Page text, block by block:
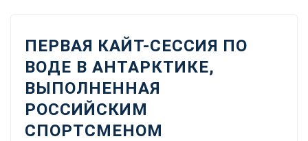
ПЕРВАЯ КАЙТ-СЕССИЯ ПО
ВОДЕ В АНТАРКТИКЕ,
ВЫПОЛНЕННАЯ
РОССИЙСКИМ
СПОРТСМЕНОМ